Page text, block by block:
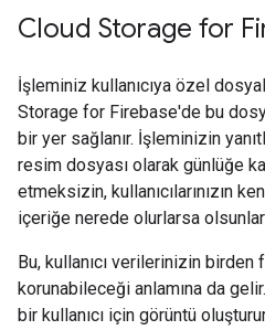
Cloud Storage for
İşleminiz kullanıcıya özel
Storage for Firebase'de bu
bir yer sağlanır. İşleminizin
resim dosyası olarak günlüğe
etmeksizin, kullanıcılarınızın
içeriğe nerede olurlarsa
Bu, kullanıcı verilerinizin
korunabileceği anlamına da
bir kullanıcı için görüntü